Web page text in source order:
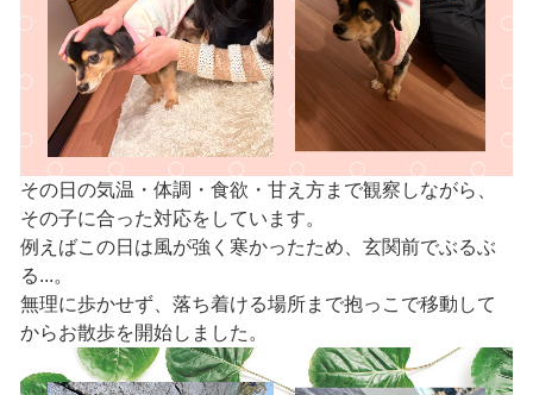
その日の気温・体調・食欲・甘え方まで観察しながら、
その子に合った対応をしています。
例えばこの日は風が強く寒かったため、玄関前でぶるぶ
る...。
無理に歩かせず、落ち着ける場所まで抱っこで移動して
からお散歩を開始しました。